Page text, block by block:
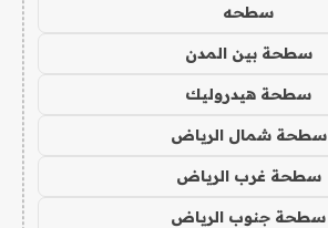
سطحه
سطحة بين المدن
سطحة هيدروليك
سطحة شمال الرياض
سطحة غرب الرياض
سطحة جنوب الرياض